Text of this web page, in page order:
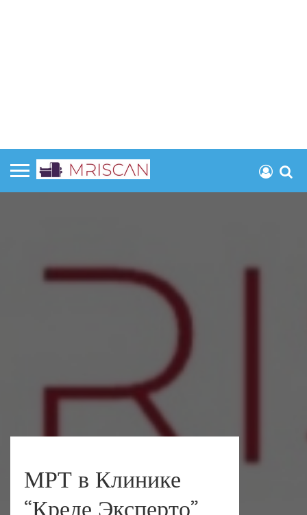
МРТ в Клинике
“Креде Эксперто”,